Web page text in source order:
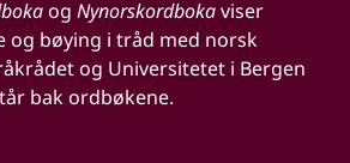
og Nynorskordbokaviser
og bøying i tråd med norsk
og Universitetet i Bergen
bak ordbøkene.